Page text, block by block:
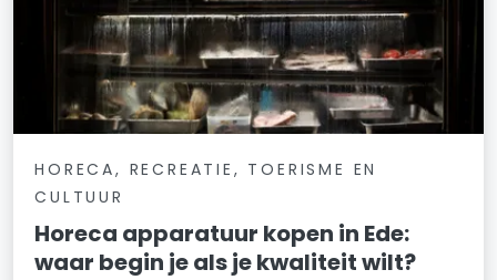
HORECA, RECREATIE, TOERISME EN
CULTUUR
Horeca apparatuur kopen in Ede:
waar begin je als je kwaliteit wilt?